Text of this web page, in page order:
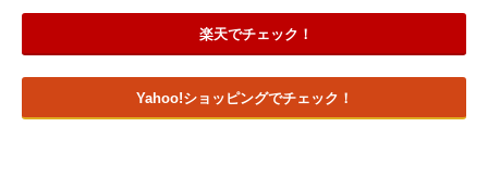
楽天でチェック！
Yahoo!ショッピングでチェック！